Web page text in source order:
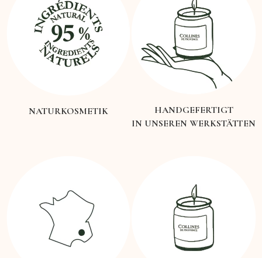
NATURKOSMETIK
HANDGEFERTIGT
IN UNSEREN WERKSTÄTTEN